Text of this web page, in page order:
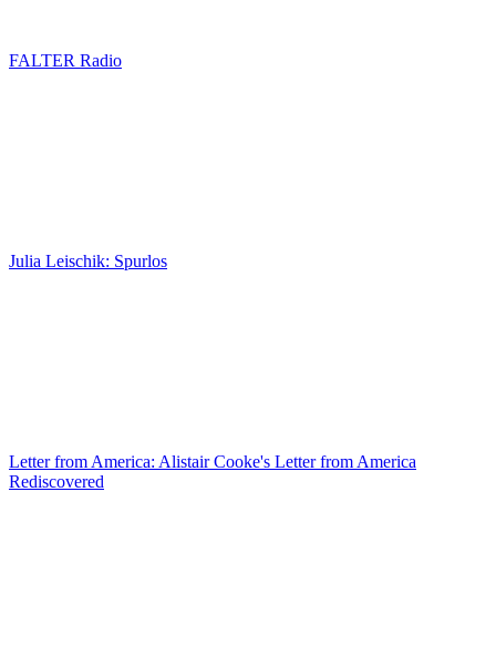
FALTER Radio
Julia Leischik: Spurlos
Letter from America: Alistair Cooke's Letter from America
Rediscovered